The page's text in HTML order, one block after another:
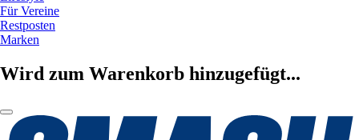
Für Vereine
Restposten
Marken
Wird zum Warenkorb hinzugefügt...